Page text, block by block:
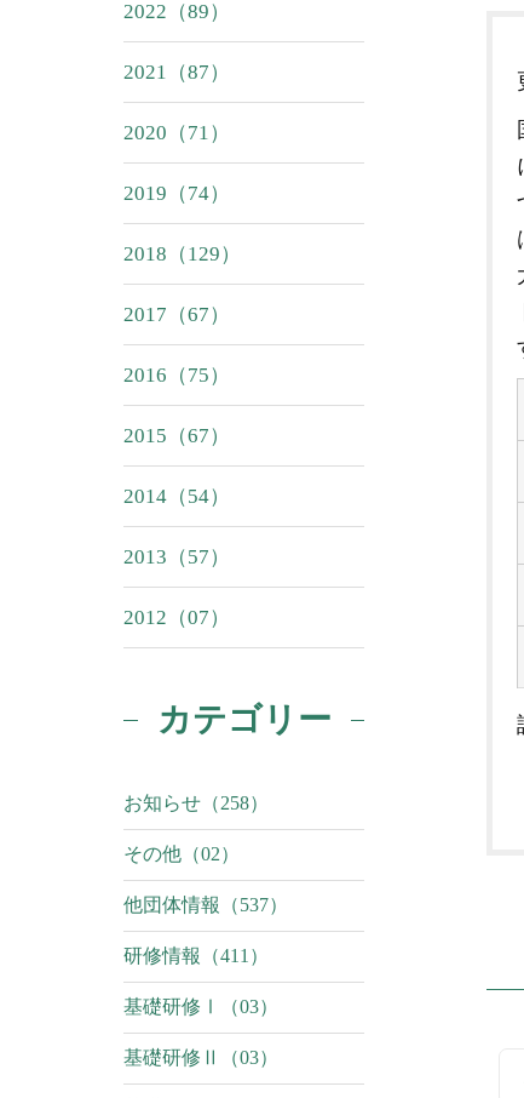
2022（89）
2021（87）
2020（71）
2019（74）
2018（129）
2017（67）
2016（75）
2015（67）
2014（54）
2013（57）
2012（07）
カテゴリー
お知らせ（258）
その他（02）
他団体情報（537）
研修情報（411）
基礎研修Ⅰ（03）
基礎研修Ⅱ（03）